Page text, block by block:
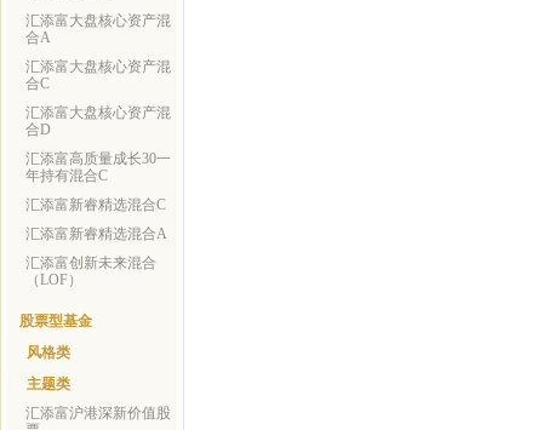
汇添富大盘核心资产混
合A
汇添富大盘核心资产混
合C
汇添富大盘核心资产混
合D
汇添富高质量成长30一
年持有混合C
汇添富新睿精选混合C
汇添富新睿精选混合A
汇添富创新未来混合
（LOF）
股票型基金
风格类
主题类
汇添富沪港深新价值股